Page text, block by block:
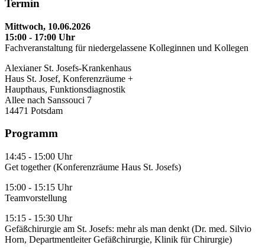
Termin
Mittwoch, 10.06.2026
15:00 - 17:00 Uhr
Fachveranstaltung für niedergelassene Kolleginnen und Kollegen
Alexianer St. Josefs-Krankenhaus
Haus St. Josef, Konferenzräume +
Haupthaus, Funktionsdiagnostik
Allee nach Sanssouci 7
14471 Potsdam
Programm
14:45 - 15:00 Uhr
Get together (Konferenzräume Haus St. Josefs)
15:00 - 15:15 Uhr
Teamvorstellung
15:15 - 15:30 Uhr
Gefäßchirurgie am St. Josefs: mehr als man denkt (Dr. med. Silvio
Horn, Departmentleiter Gefäßchirurgie, Klinik für Chirurgie)